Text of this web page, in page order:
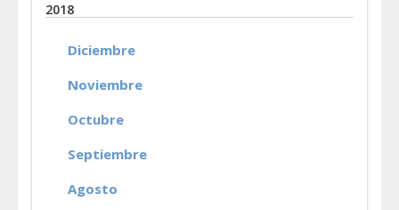
2018
Diciembre
Noviembre
Octubre
Septiembre
Agosto